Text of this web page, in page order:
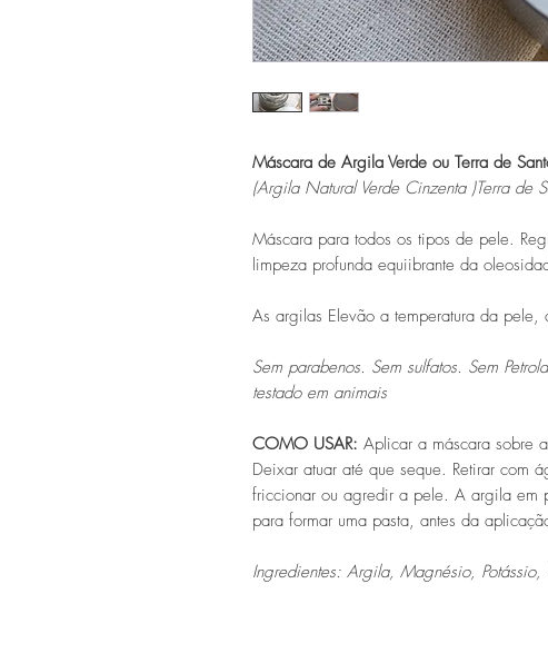
Máscara de Argila Verde ou Terra de
(Argila Natural Verde Cinzenta )Terra de
Máscara para todos os tipos de pele.
limpeza profunda equiibrante da
As argilas Elevão a temperatura da pele,
Sem parabenos. Sem sulfatos. Sem
testado em animais
COMO USAR: Aplicar a máscara sobre
Deixar atuar até que seque. Retirar com
friccionar ou agredir a pele. A argila em
para formar uma pasta, antes da
Ingredientes: Argila, Magnésio,